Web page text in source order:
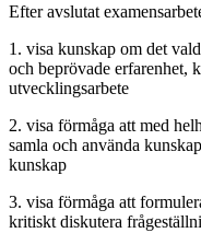
Efter avslutat
1. visa kunskap om det
och beprövade erfarenhet,
utvecklingsarbete
2. visa förmåga att med
samla och använda
kunskap
3. visa förmåga att
kritiskt diskutera